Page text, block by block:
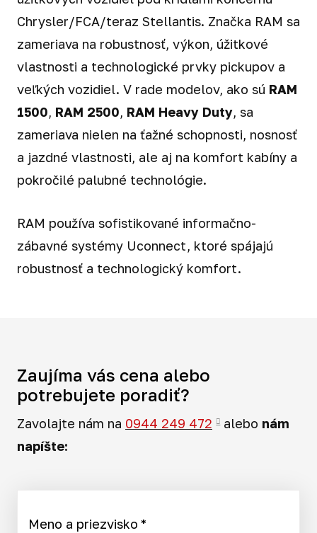
Chrysler/FCA/teraz Stellantis. Značka RAM sa
zameriava na robustnosť, výkon, úžitkové
vlastnosti a technologické prvky pickupov a
veľkých vozidiel. V rade modelov, ako sú RAM
1500, RAM 2500, RAM Heavy Duty, sa
zameriava nielen na ťažné schopnosti, nosnosť
a jazdné vlastnosti, ale aj na komfort kabíny a
pokročilé palubné technológie.
RAM používa sofistikované informačno-
zábavné systémy Uconnect, ktoré spájajú
robustnosť a technologický komfort.
Zaujíma vás cena alebo
potrebujete poradiť?
Zavolajte nám na 0944 249 472 alebo nám
napíšte:
Meno a priezvisko *